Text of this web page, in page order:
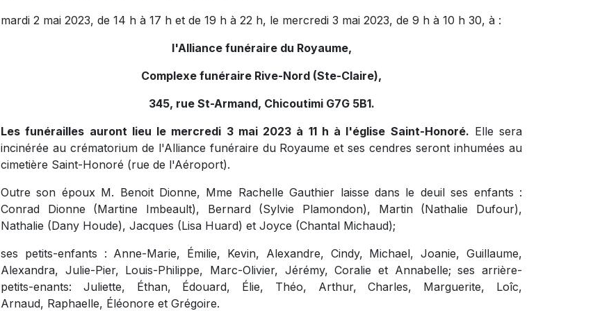
mardi 2 mai 2023, de 14 h à 17 h et de 19 h à 22 h, le mercredi 3 mai 2023, de 9 h à 10 h 30, à :
l'Alliance funéraire du Royaume,
Complexe funéraire Rive-Nord (Ste-Claire),
345, rue St-Armand, Chicoutimi G7G 5B1.
Les funérailles auront lieu le mercredi 3 mai 2023 à 11 h à l'église Saint-Honoré. Elle sera
incinérée au crématorium de l'Alliance funéraire du Royaume et ses cendres seront inhumées au
cimetière Saint-Honoré (rue de l'Aéroport).
Outre son époux M. Benoit Dionne, Mme Rachelle Gauthier laisse dans le deuil ses enfants :
Conrad Dionne (Martine Imbeault), Bernard (Sylvie Plamondon), Martin (Nathalie Dufour),
Nathalie (Dany Houde), Jacques (Lisa Huard) et Joyce (Chantal Michaud);
ses petits-enfants : Anne-Marie, Émilie, Kevin, Alexandre, Cindy, Michael, Joanie, Guillaume,
Alexandra, Julie-Pier, Louis-Philippe, Marc-Olivier, Jérémy, Coralie et Annabelle; ses arrière-
petits-enants: Juliette, Éthan, Édouard, Élie, Théo, Arthur, Charles, Marguerite, Loîc,
Arnaud, Raphaelle, Éléonore et Grégoire.